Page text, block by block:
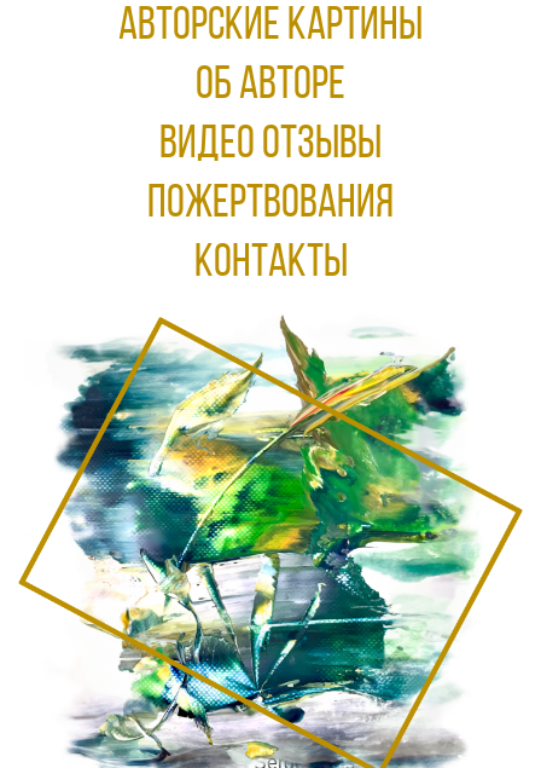
АВТОРСКИЕ КАРТИНЫ
ОБ АВТОРЕ
ВИДЕО ОТЗЫВЫ
ПОЖЕРТВОВАНИЯ
КОНТАКТЫ
© 2026 Sergey Das